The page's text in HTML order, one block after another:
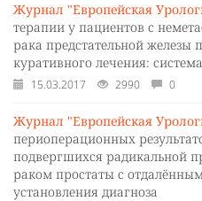
Журнал "Европейская
терапии у пациентов с
рака предстательной железы
куративного лечения:
15.03.2017 2990 0
Журнал "Европейская
периоперационных
подвергшихся радикальной
раком простаты с
установления диагноза